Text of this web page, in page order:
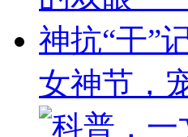
女神节，